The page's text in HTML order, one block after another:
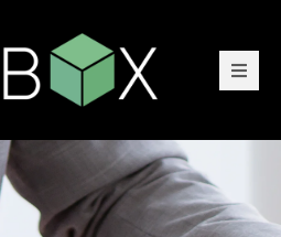
SERVIÇOS